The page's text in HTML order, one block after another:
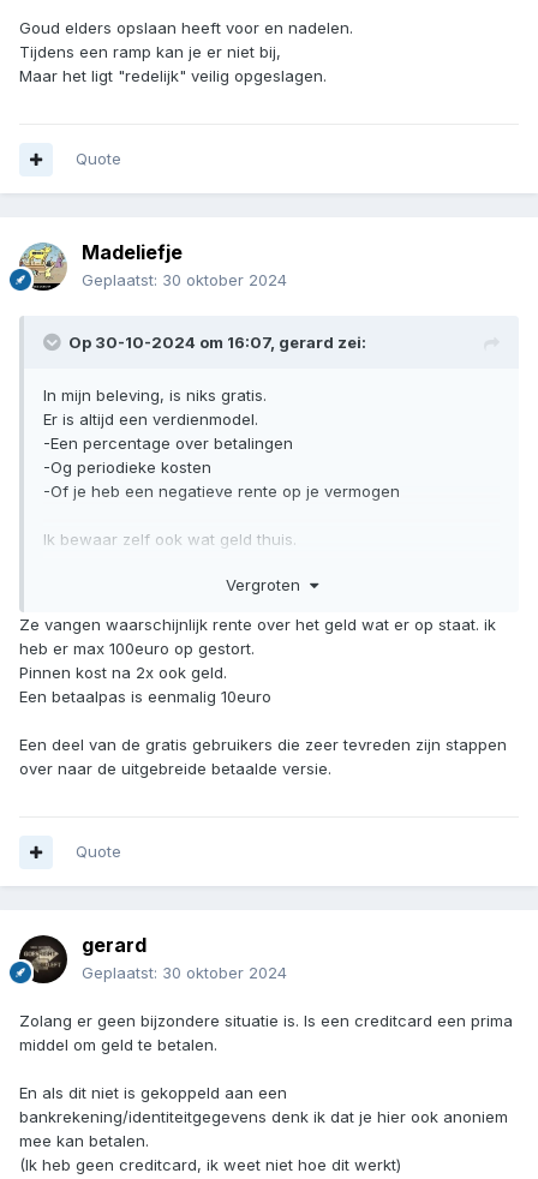
Goud elders opslaan heeft voor en nadelen.
Tijdens een ramp kan je er niet bij,
Maar het ligt "redelijk" veilig opgeslagen.
Quote
Madeliefje
Geplaatst: 30 oktober 2024
Op 30-10-2024 om 16:07, gerard zei:
In mijn beleving, is niks gratis.
Er is altijd een verdienmodel.
-Een percentage over betalingen
-Og periodieke kosten
-Of je heb een negatieve rente op je vermogen
Ik bewaar zelf ook wat geld thuis.
Goud elders opslaan heeft voor en nadelen.
Tijdens een ramp kan je er niet bij,
Maar het ligt "redelijk" veilig opgeslagen.
Vergroten
Ze vangen waarschijnlijk rente over het geld wat er op staat. ik
heb er max 100euro op gestort.
Pinnen kost na 2x ook geld.
Een betaalpas is eenmalig 10euro
Een deel van de gratis gebruikers die zeer tevreden zijn stappen
over naar de uitgebreide betaalde versie.
Quote
gerard
Geplaatst: 30 oktober 2024
Zolang er geen bijzondere situatie is. Is een creditcard een prima
middel om geld te betalen.
En als dit niet is gekoppeld aan een
bankrekening/identiteitgegevens denk ik dat je hier ook anoniem
mee kan betalen.
(Ik heb geen creditcard, ik weet niet hoe dit werkt)